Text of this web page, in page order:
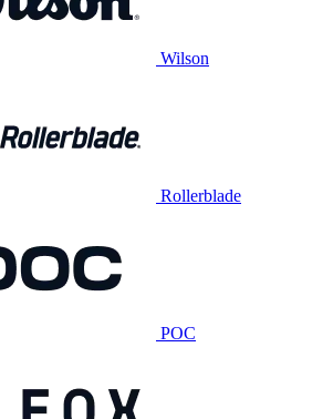
Wilson
Rollerblade
POC